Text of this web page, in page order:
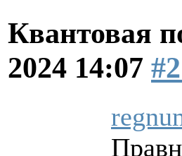
Квантовая
2024 14:07